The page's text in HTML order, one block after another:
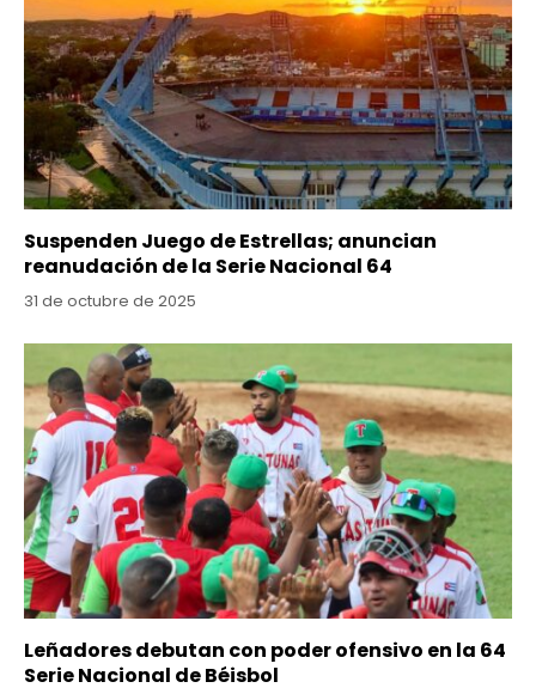
Suspenden Juego de Estrellas; anuncian
reanudación de la Serie Nacional 64
31 de octubre de 2025
Leñadores debutan con poder ofensivo en la 64
Serie Nacional de Béisbol